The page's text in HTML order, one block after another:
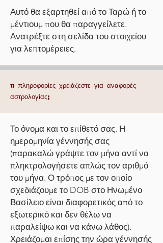
Αυτό θα εξαρτηθεί από το Ταρώ ή το
μέντιουμ που θα παραγγείλετε.
Ανατρέξτε στη σελίδα του στοιχείου
για λεπτομέρειες.
τι πληροφορίες χρειάζεστε για αναφορές
αστρολογίας;
Το όνομα και το επίθετό σας. Η
ημερομηνία γέννησής σας
(παρακαλώ γράψτε τον μήνα αντί να
πληκτρολογήσετε απλώς τον αριθμό
του μήνα. Ο τρόπος με τον οποίο
σχεδιάζουμε το DOB στο Ηνωμένο
Βασίλειο είναι διαφορετικός από το
εξωτερικό και δεν θέλω να
παραλείψω και να κάνω λάθος).
Χρειάζομαι επίσης την ώρα γέννησής